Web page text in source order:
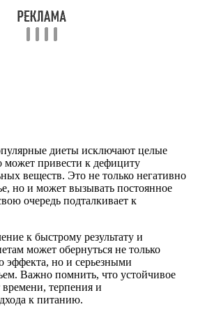
диеты исключают целые
может привести к дефициту
веществ. Это не только негативно
но и может вызывать постоянное
очередь подталкивает к
к быстрому результату и
может обернуться не только
эффекта, но и серьезными
Важно помнить, что устойчивое
времени, терпения и
к питанию.